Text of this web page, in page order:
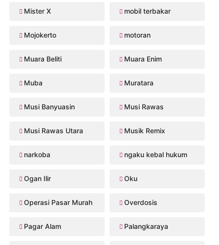
Mister X mobil terbakar
Mojokerto motoran
Muara Beliti Muara Enim
Muba Muratara
Musi Banyuasin Musi Rawas
Musi Rawas Utara Musik Remix
narkoba ngaku kebal hukum
Ogan Ilir Oku
Operasi Pasar Murah Overdosis
Pagar Alam Palangkaraya